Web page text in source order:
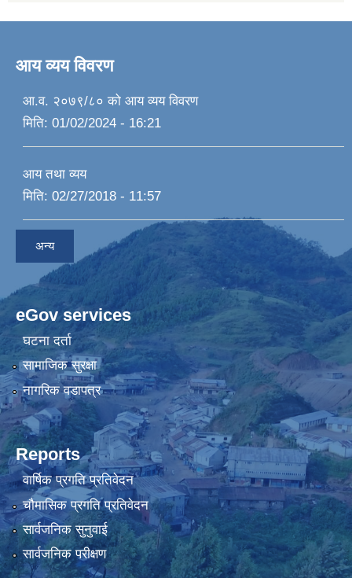
आय व्यय विवरण
आ.व. २०७९/८० को आय व्यय विवरण
मिति: 01/02/2024 - 16:21
आय तथा व्यय
मिति: 02/27/2018 - 11:57
अन्य
eGov services
घटना दर्ता
सामाजिक सुरक्षा
नागरिक वडापत्र
Reports
वार्षिक प्रगति प्रतिवेदन
चौमासिक प्रगति प्रतिवेदन
सार्वजनिक सुनुवाई
सार्वजनिक परीक्षण